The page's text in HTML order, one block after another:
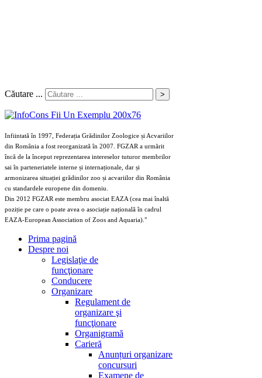
Căutare ... >
Infiintată în 1997, Federația Grădinilor Zoologice și Acvariilor
din România a fost reorganizată în 2007. FGZAR a urmărit
încă de la început reprezentarea intereselor tuturor membrilor
sai în parteneriatele interne și internaționale, dar și
armonizarea situației grădinilor zoo și acvariilor din România
cu standardele europene din domeniu.
Din 2012 FGZAR este membru asociat EAZA (cea mai înaltă
poziție pe care o poate avea o asociație națională în cadrul
EAZA-European Association of Zoos and Aquaria)."
Prima pagină
Despre noi
Legislaţie de
funcţionare
Conducere
Organizare
Regulament de
organizare şi
funcţionare
Organigramă
Carieră
Anunțuri organizare
concursuri
Examene de